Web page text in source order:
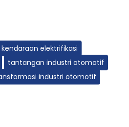
elektrifikasi
tantangan industri otomotif
industri otomotif